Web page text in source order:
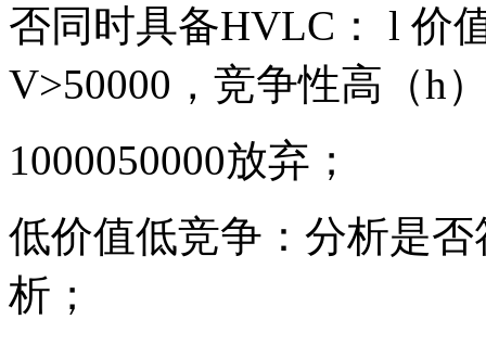
否同时具备HVLC： l 价
V>50000，竞争性高（h
1000050000放弃；
低价值低竞争：分析是否
析；